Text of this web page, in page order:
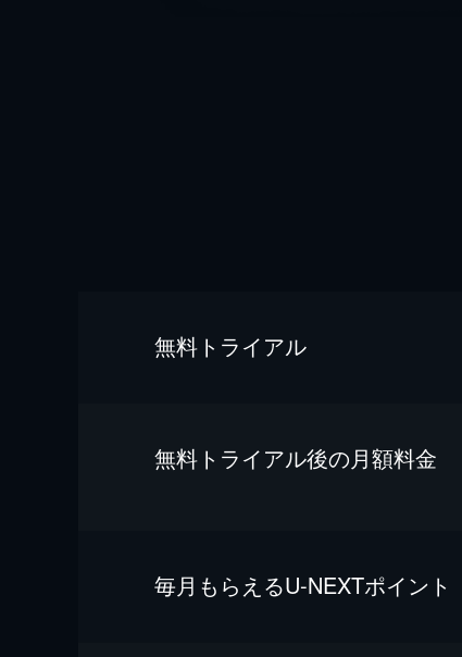
無料トライアル
無料トライアル後の⽉額料金
毎⽉もらえるU-NEXTポイント